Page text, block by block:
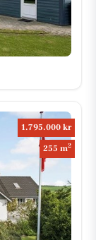
1.795.000 kr
255 m2